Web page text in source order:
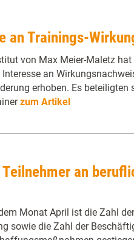
an Trainings-
von Max Meier-Maletz hat
an
erhoben. Es beteiligten
zum Artikel
an
Monat April ist die Zahl
sowie die Zahl der